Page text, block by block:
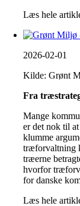
Læs hele
2026-02-01
Kilde: Grønt
Fra
Mange
er det nok til
klumme
træforvaltning
træerne
hvorfor
for danske
Læs hele